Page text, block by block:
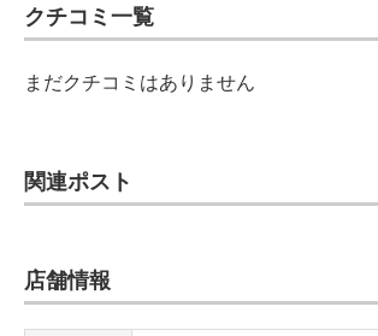
ちょっと気になるネットの話題
クチコミ一覧
まだクチコミはありません
関連ポスト
店舗情報